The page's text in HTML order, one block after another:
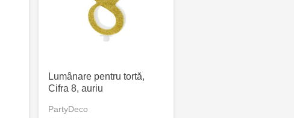
Lumânare pentru tortă,
Cifra 8, auriu
PartyDeco